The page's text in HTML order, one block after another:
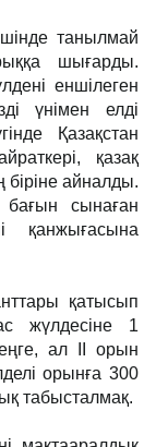
танылмай
шығарды.
еншілеген
үнімен елді
Қазақстан
қазақ
айналды.
сынаған
қанжығасына
қатысып
жүлдесіне 1
ал ІІ орын
орынға 300
табысталмақ.